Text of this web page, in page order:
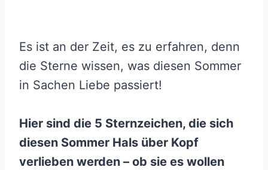
Es ist an der Zeit, es zu erfahren, denn
die Sterne wissen, was diesen Sommer
in Sachen Liebe passiert!
Hier sind die 5 Sternzeichen, die sich
diesen Sommer Hals über Kopf
verlieben werden – ob sie es wollen